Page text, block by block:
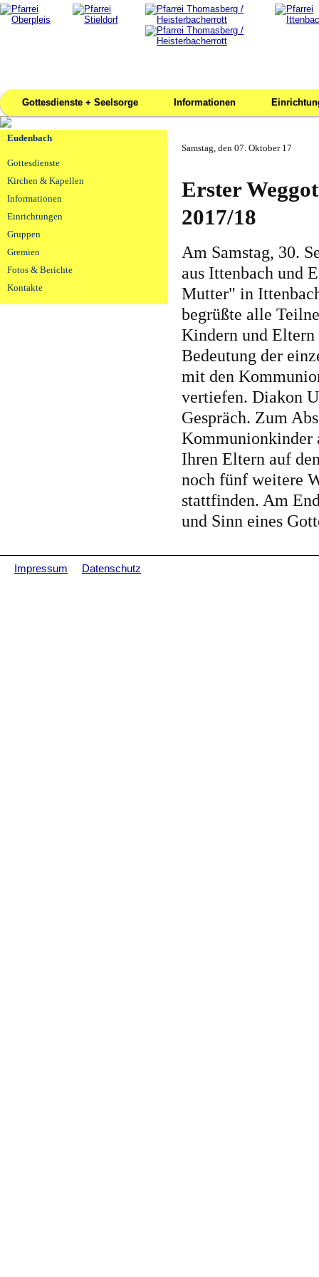
Gottesdienste + Seelsorge Informationen
Eudenbach
Gottesdienste
Kirchen & Kapellen
Informationen
Einrichtungen
Gruppen
Gremien
Fotos & Berichte
Kontakte
Samstag, den 07. Oktober 17
Erster
2017/18
Am Samstag, 30.
aus Ittenbach und
Mutter" in
begrüßte alle
Kindern und Eltern
Bedeutung der
mit den
vertiefen. Diakon
Gespräch. Zum
Kommunionkinder
Ihren Eltern auf
noch fünf weitere
stattfinden. Am
und Sinn eines
Impressum Datenschutz